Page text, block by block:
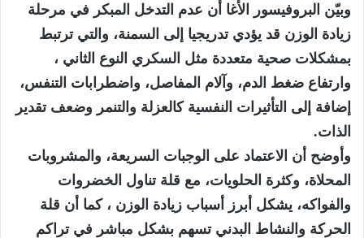
وبيّن البروفيسور الأغا أن عدم التدخل المبكر في مرحلة
زيادة الوزن قد يؤدي تدريجيا إلى السمنة، والتي ترتبط
بمشكلات صحية متعددة مثل السكري النوع الثاني ،
وارتفاع ضغط الدم، وآلام المفاصل، واضطرابات التنفس،
إضافة إلى التأثيرات النفسية كالعزلة والتنمر وضعف تقدير
الذات.
وأوضح أن الاعتماد على الوجبات السريعة، والمشروبات
المحلاة، وكثرة الحلويات، مع قلة تناول الخضروات
والفواكه، يشكل أبرز أسباب زيادة الوزن ، كما أن قلة
الحركة والنشاط البدني تسهم بشكل مباشر في تراكم